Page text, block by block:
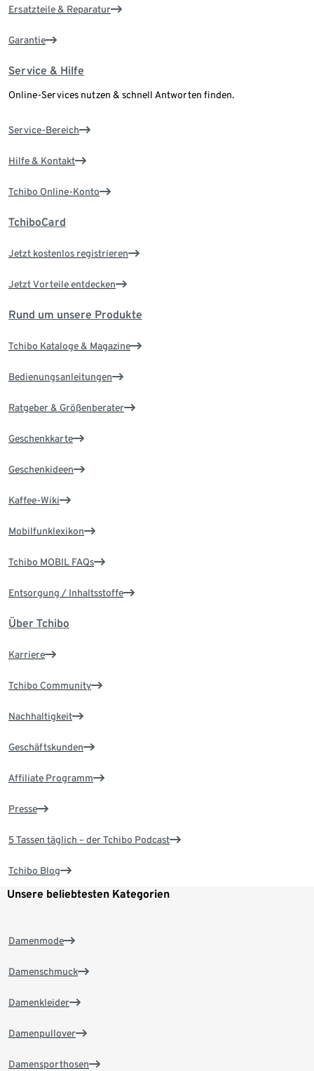
Ersatzteile & Reparatur
Garantie
Service & Hilfe
Online-Services nutzen & schnell Antworten finden.
Service-Bereich
Hilfe & Kontakt
Tchibo Online-Konto
TchiboCard
Jetzt kostenlos registrieren
Jetzt Vorteile entdecken
Rund um unsere Produkte
Tchibo Kataloge & Magazine
Bedienungsanleitungen
Ratgeber & Größenberater
Geschenkkarte
Geschenkideen
Kaffee-Wiki
Mobilfunklexikon
Tchibo MOBIL FAQs
Entsorgung / Inhaltsstoffe
Über Tchibo
Karriere
Tchibo Community
Nachhaltigkeit
Geschäftskunden
Affiliate Programm
Presse
5 Tassen täglich – der Tchibo Podcast
Tchibo Blog
Unsere beliebtesten Kategorien
Damenmode
Damenschmuck
Damenkleider
Damenpullover
Damensporthosen